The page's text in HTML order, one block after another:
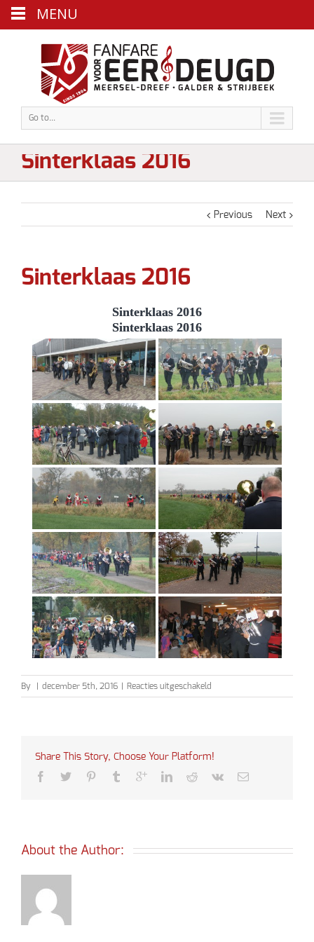
Go to...
Sinterklaas 2016
Previous Next
Sinterklaas 2016
Sinterklaas 2016
Sinterklaas 2016
By december 5th, 2016 Reacties uitgeschakeld
Sinterklaas
Share This Story, Choose Your Platform!
About the Author:
MENU